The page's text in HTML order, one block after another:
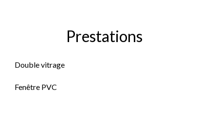
Prestations
Double vitrage
Fenêtre PVC